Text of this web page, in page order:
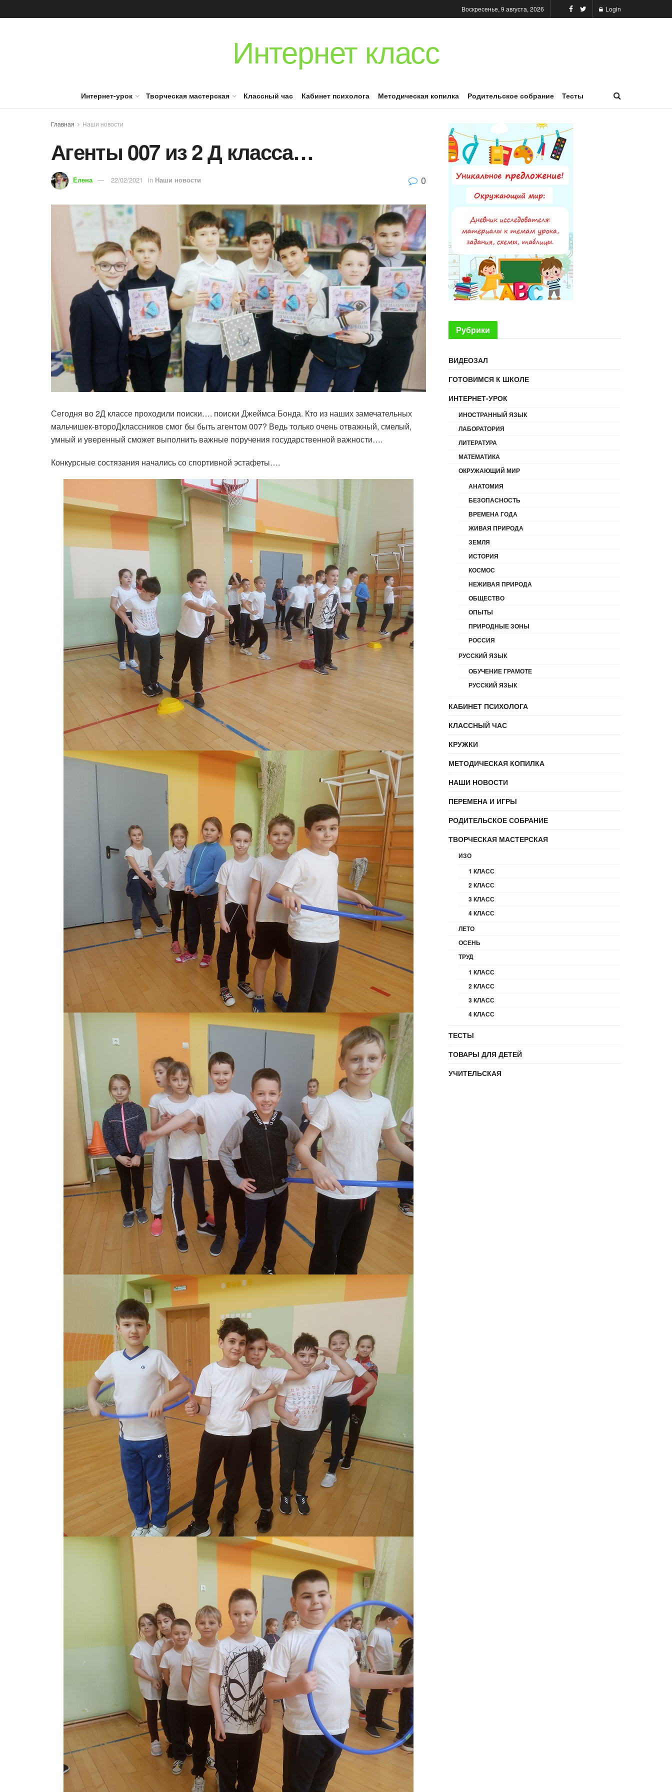
Воскресенье, 9 августа, 2026 Login
Интернет класс
Интернет-урок Творческая мастерская Классный час Кабинет психолога Методическая копилка Родительское собрание Тесты
Главная Наши новости
Агенты 007 из 2 Д класса…
Елена 22/02/2021 in Наши новости 0
Сегодня во 2Д классе проходили поиски…. поиски Джеймса Бонда. Кто из наших замечательных
мальчишек-второДклассников смог бы быть агентом 007? Ведь только очень отважный, смелый,
умный и уверенный сможет выполнить важные поручения государственной важности….
Конкурсные состязания начались со спортивной эстафеты….
Рубрики
ВИДЕОЗАЛ
ГОТОВИМСЯ К ШКОЛЕ
ИНТЕРНЕТ-УРОК
ИНОСТРАННЫЙ ЯЗЫК
ЛАБОРАТОРИЯ
ЛИТЕРАТУРА
МАТЕМАТИКА
ОКРУЖАЮЩИЙ МИР
АНАТОМИЯ
БЕЗОПАСНОСТЬ
ВРЕМЕНА ГОДА
ЖИВАЯ ПРИРОДА
ЗЕМЛЯ
ИСТОРИЯ
КОСМОС
НЕЖИВАЯ ПРИРОДА
ОБЩЕСТВО
ОПЫТЫ
ПРИРОДНЫЕ ЗОНЫ
РОССИЯ
РУССКИЙ ЯЗЫК
ОБУЧЕНИЕ ГРАМОТЕ
РУССКИЙ ЯЗЫК
КАБИНЕТ ПСИХОЛОГА
КЛАССНЫЙ ЧАС
КРУЖКИ
МЕТОДИЧЕСКАЯ КОПИЛКА
НАШИ НОВОСТИ
ПЕРЕМЕНА И ИГРЫ
РОДИТЕЛЬСКОЕ СОБРАНИЕ
ТВОРЧЕСКАЯ МАСТЕРСКАЯ
ИЗО
1 КЛАСС
2 КЛАСС
3 КЛАСС
4 КЛАСС
ЛЕТО
ОСЕНЬ
ТРУД
1 КЛАСС
2 КЛАСС
3 КЛАСС
4 КЛАСС
ТЕСТЫ
ТОВАРЫ ДЛЯ ДЕТЕЙ
УЧИТЕЛЬСКАЯ